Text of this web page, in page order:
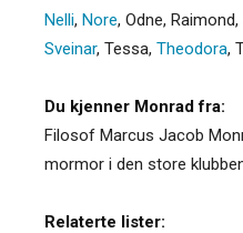
Nelli, Nore, Odne, Raimond,
Sveinar, Tessa, Theodora,
Du kjenner Monrad fra:
Filosof Marcus Jacob
mormor i den store
Relaterte lister: